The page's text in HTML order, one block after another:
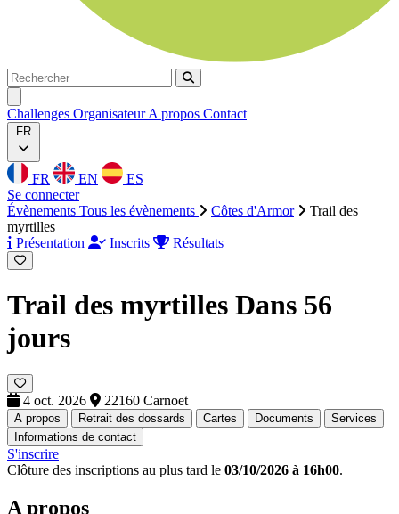
Rechercher
Rechercher
Challenges OrganisateurA propos Contact
FR
FR EN
ES
Se connecter
Évènements Tous les évènements Côtes d'Armor
Trail des
myrtilles
Présentation
Inscrits Résultats
Trail des myrtilles Dans 56
jours
4 oct. 2026 22160 Carnoet
A propos Retrait des dossards Cartes Documents
Services
Informations de contact
S'inscrire
Clôture des inscriptions au plus tard le 03/10/2026 à 16h00.
A propos